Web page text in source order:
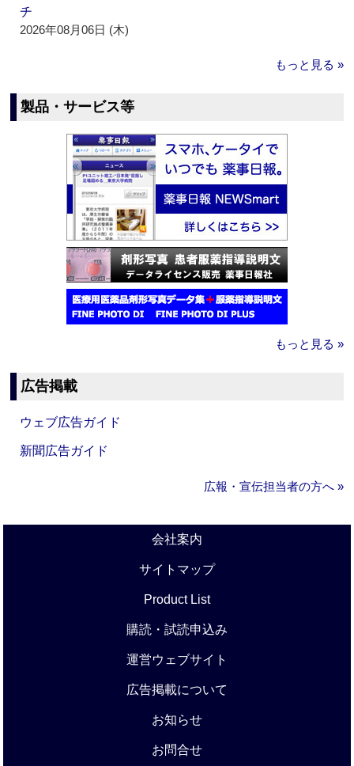
チ
2026年08月06日 (木)
もっと見る »
製品・サービス等
もっと見る »
広告掲載
ウェブ広告ガイド
新聞広告ガイド
広報・宣伝担当者の方へ »
会社案内
サイトマップ
Product List
購読・試読申込み
運営ウェブサイト
広告掲載について
お知らせ
お問合せ